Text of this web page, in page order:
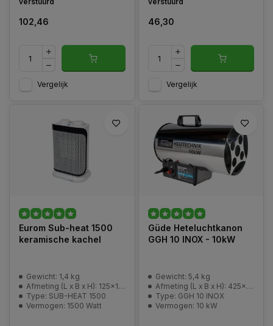
102,46
Vergelijk
46,30
Vergelijk
Eurom Sub-heat 1500
keramische kachel
Gewicht: 1,4 kg
Afmeting (L x B x H): 125x170x260 mm
Type: SUB-HEAT 1500
Vermogen: 1500 Watt
Güde Heteluchtkanon
GGH 10 INOX - 10kW
Gewicht: 5,4 kg
Afmeting (L x B x H): 425x215x315 mm
Type: GGH 10 INOX
Vermogen: 10 kW